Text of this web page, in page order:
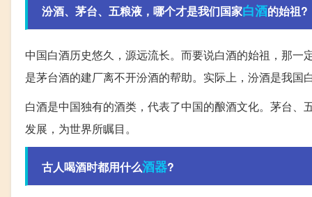
汾酒、茅台、五粮液，哪个才是我们国家白酒的始祖?
中国白酒历史悠久，源远流长。而要说白酒的始祖，那
是茅台酒的建厂离不开汾酒的帮助。实际上，汾酒是我国
白酒是中国独有的酒类，代表了中国的酿酒文化。茅台
发展，为世界所瞩目。
古人喝酒时都用什么酒器?